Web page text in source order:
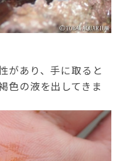
があり、手に取ると
色の液を出してきま